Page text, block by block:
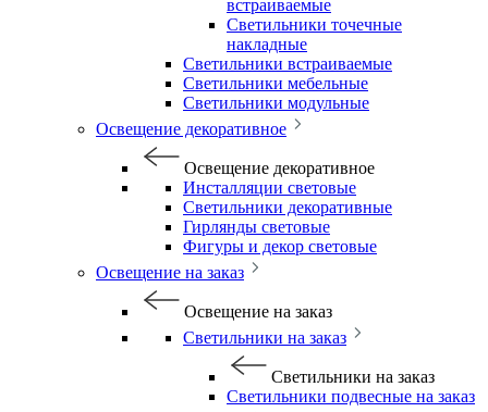
встраиваемые
Светильники точечные
накладные
Светильники встраиваемые
Светильники мебельные
Светильники модульные
Освещение декоративное
Освещение декоративное
Инсталляции световые
Светильники декоративные
Гирлянды световые
Фигуры и декор световые
Освещение на заказ
Освещение на заказ
Светильники на заказ
Светильники на заказ
Светильники подвесные на заказ